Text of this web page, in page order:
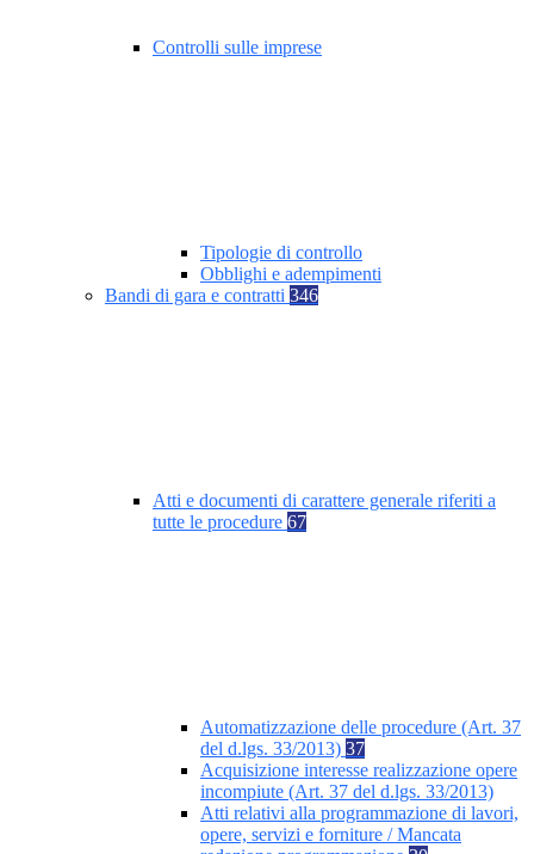
Controlli sulle imprese
Tipologie di controllo
Obblighi e adempimenti
Bandi di gara e contratti 346
Atti e documenti di carattere generale riferiti a
tutte le procedure 67
Automatizzazione delle procedure (Art. 37
del d.lgs. 33/2013) 37
Acquisizione interesse realizzazione opere
incompiute (Art. 37 del d.lgs. 33/2013)
Atti relativi alla programmazione di lavori,
opere, servizi e forniture / Mancata